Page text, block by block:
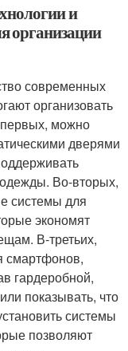
и
организации
современных
организовать
можно
дверями
Во-вторых,
системы для
экономят
В-третьих,
смартфонов,
гардеробной,
показывать, что
системы
позволяют